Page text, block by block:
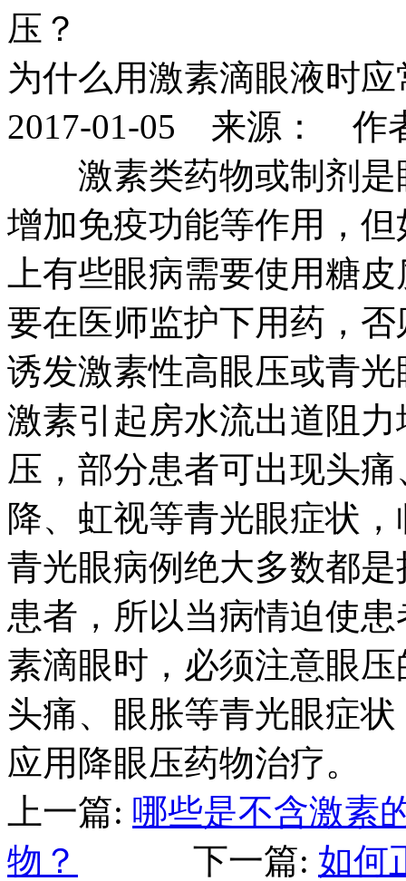
压？
为什么用激素滴眼液时
2017-01-05 来源： 作
激素类药物或制剂是
增加免疫功能等作用，
上有些眼病需要使用糖
要在医师监护下用药，
诱发激素性高眼压或青
激素引起房水流出道阻
压，部分患者可出现头
降、虹视等青光眼症状
青光眼病例绝大多数都
患者，所以当病情迫使
素滴眼时，必须注意眼
头痛、眼胀等青光眼症
应用降眼压药物治疗。
上一篇: 哪些是不含激素
物？
下一篇: 如何